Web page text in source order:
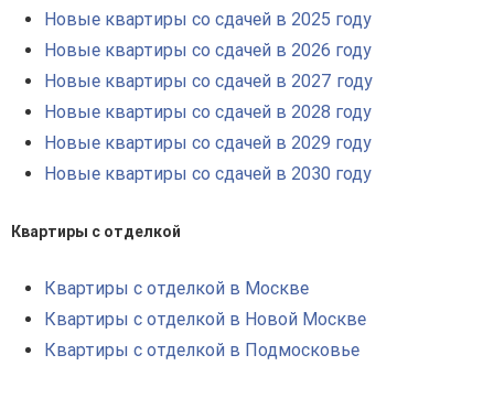
Новые квартиры со сдачей в 2025 году
Новые квартиры со сдачей в 2026 году
Новые квартиры со сдачей в 2027 году
Новые квартиры со сдачей в 2028 году
Новые квартиры со сдачей в 2029 году
Новые квартиры со сдачей в 2030 году
Квартиры с отделкой
Квартиры с отделкой в Москве
Квартиры с отделкой в Новой Москве
Квартиры с отделкой в Подмосковье